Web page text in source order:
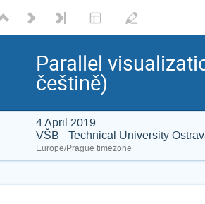
Parallel
češtině)
4 April 2019
VŠB - Technical University
Europe/Prague timezone